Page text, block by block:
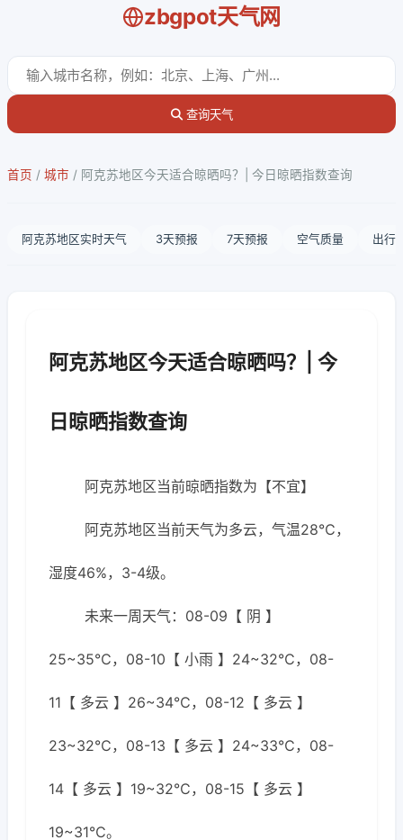
zbgpot天气网
查询天气
首页 / 城市 / 阿克苏地区今天适合晾晒吗？| 今日晾晒指数查询
阿克苏地区实时天气 3天预报 7天预报 空气质量 出行
阿克苏地区今天适合晾晒吗？| 今
日晾晒指数查询
阿克苏地区当前晾晒指数为【不宜】
阿克苏地区当前天气为多云，气温28℃，
湿度46%，3-4级。
未来一周天气：08-09【 阴 】
25~35℃，08-10【 小雨 】24~32℃，08-
11【 多云 】26~34℃，08-12【 多云 】
23~32℃，08-13【 多云 】24~33℃，08-
14【 多云 】19~32℃，08-15【 多云 】
19~31℃。